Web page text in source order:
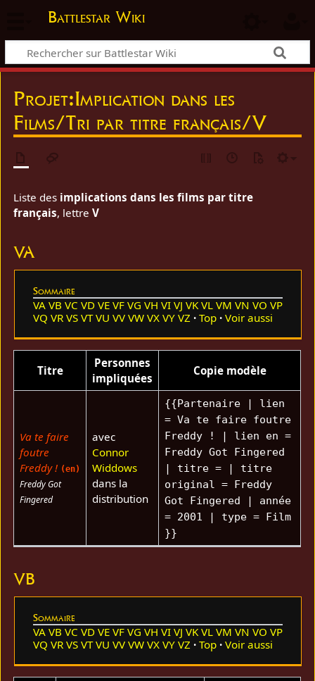
Battlestar Wiki
Projet:Implication dans les
Films/Tri par titre français/V
Liste des implications dans les films par titre
français, lettreV
VA
Sommaire
VA VB VC VD VE VF VG VH VI VJ VK VL VM VN VO VP
VQ VR VS VT VU VV VW VX VY VZ Top Voir aussi
Titre
Personnes
impliquées
Copie modèle
Va te faire
foutre
Freddy ! (en)
Freddy Got
Fingered
avec
Connor
Widdows
dans la
distribution
{{Partenaire | lien
= Va te faire foutre
Freddy ! | lien en =
Freddy Got Fingered
| titre = | titre
original = Freddy
Got Fingered | année
= 2001 | type = Film
}}
VB
Sommaire
VA VB VC VD VE VF VG VH VI VJ VK VL VM VN VO VP
VQ VR VS VT VU VV VW VX VY VZ Top Voir aussi